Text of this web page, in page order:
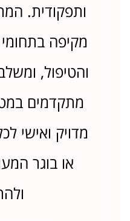
ותפקודית.
מקיפה
והטיפול,
מתקדמים
מדויק ואישי
או בוגר